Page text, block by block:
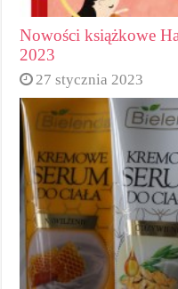
Nowości książkowe
2023
27 stycznia 2023